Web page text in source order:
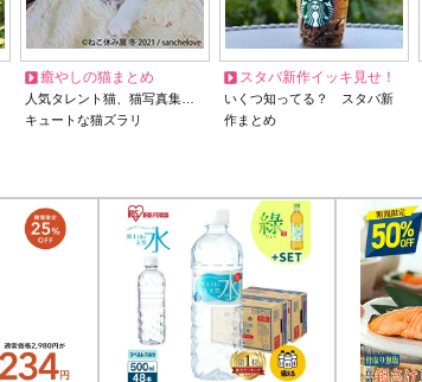
癒やしの猫まとめ
人気タレント猫、猫写真集…
キュートな猫ズラリ
スタバ新作イッキ見せ！
いくつ知ってる？ スタバ新
作まとめ